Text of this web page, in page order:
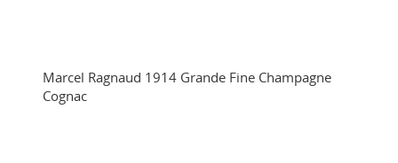
Marcel Ragnaud 1914 Grande Fine Champagne
Cognac